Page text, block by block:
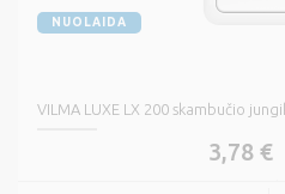
NUOLAIDA
VILMA LUXE LX 200 skambučio
3,78 €